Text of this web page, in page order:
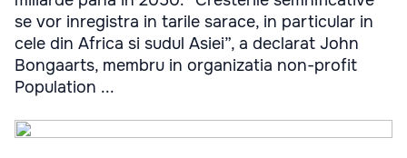
se vor inregistra in tarile sarace, in particular in
cele din Africa si sudul Asiei”, a declarat John
Bongaarts, membru in organizatia non-profit
Population ...